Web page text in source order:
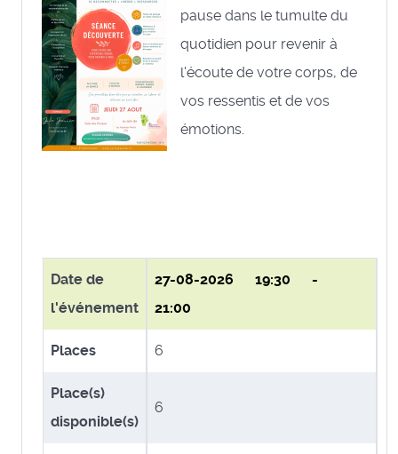
pause dans le tumulte du
quotidien pour revenir à
l'écoute de votre corps, de
vos ressentis et de vos
émotions.
Date de
l'événement
27-08-2026 19:30 -
21:00
Places 6
Place(s)
disponible(s)
6